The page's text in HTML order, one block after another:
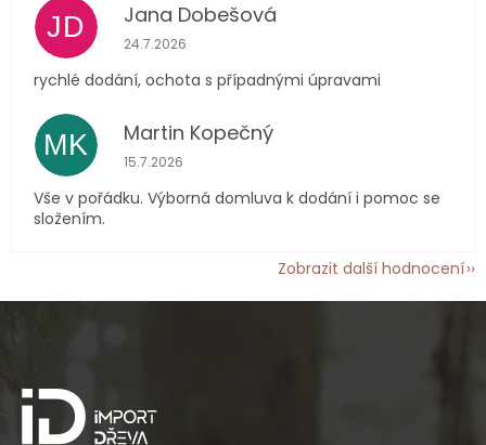
JD Jana Dobešová
Hodnocení obchodu je 5 z 5 hvězdiček.
24.7.2026
rychlé dodání, ochota s případnými úpravami
MK Martin Kopečný
Hodnocení obchodu je 5 z 5 hvězdiček.
15.7.2026
Vše v pořádku. Výborná domluva k dodání i pomoc se
složením.
Zobrazit další hodnocení
a